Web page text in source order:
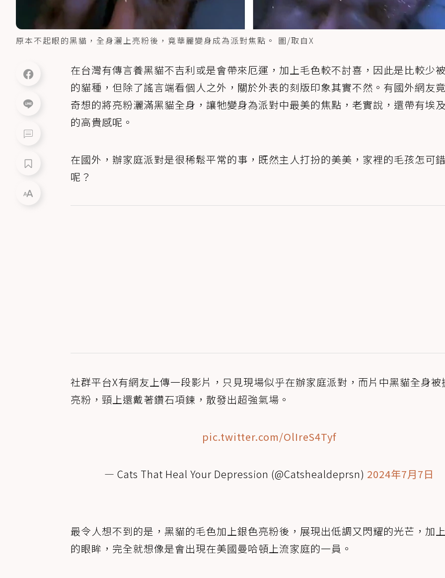
原本不起眼的黑貓，全身灑上亮粉後，竟華麗變身成為派對焦點。 圖/取自X
在台灣有傳言養黑貓不吉利或是會帶來厄運，加上毛色較不討喜，因此是比較少
的貓種，但除了謠言端看個人之外，關於外表的刻版印象其實不然。有國外網友
奇想的將亮粉灑滿黑貓全身，讓牠變身為派對中最美的焦點，老實說，還帶有埃
的高貴感呢。
在國外，辦家庭派對是很稀鬆平常的事，既然主人打扮的美美，家裡的毛孩怎可
呢？
社群平台X有網友上傳一段影片，只見現場似乎在辦家庭派對，而片中黑貓全身被
亮粉，頸上還戴著鑽石項鍊，散發出超強氣場。
pic.twitter.com/OlIreS4Tyf
— Cats That Heal Your Depression (@Catshealdeprsn) 2024年7月7日
最令人想不到的是，黑貓的毛色加上銀色亮粉後，展現出低調又閃耀的光芒，加
的眼眸，完全就想像是會出現在美國曼哈頓上流家庭的一員。